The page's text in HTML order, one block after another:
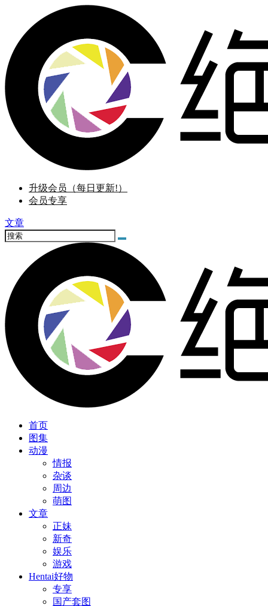
升级会员（每日更新!）
会员专享
文章
首页
图集
动漫
情报
杂谈
周边
萌图
文章
正妹
新奇
娱乐
游戏
Hentai好物
专享
国产套图